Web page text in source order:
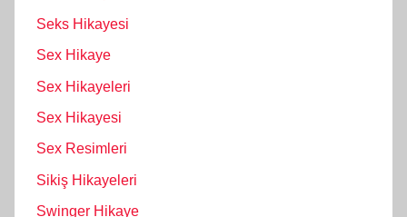
Seks Hikayesi
Sex Hikaye
Sex Hikayeleri
Sex Hikayesi
Sex Resimleri
Sikiş Hikayeleri
Swinger Hikaye